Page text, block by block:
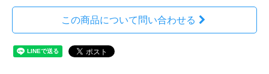
この商品について問い合わせる